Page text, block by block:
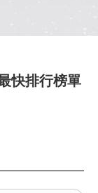
快排行榜單